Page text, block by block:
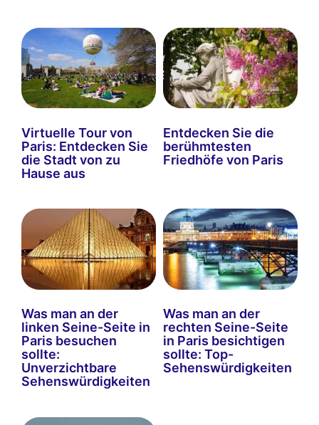
Virtuelle Tour von
Paris: Entdecken Sie
die Stadt von zu
Hause aus
Entdecken Sie die
berühmtesten
Friedhöfe von Paris
Was man an der
linken Seine-Seite in
Paris besuchen
sollte:
Unverzichtbare
Sehenswürdigkeiten
Was man an der
rechten Seine-Seite
in Paris besichtigen
sollte: Top-
Sehenswürdigkeiten